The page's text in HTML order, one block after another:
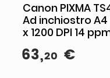
Canon PIXMA
Ad inchiostro A4
x 1200 DPI 14
Fi
63,20 €